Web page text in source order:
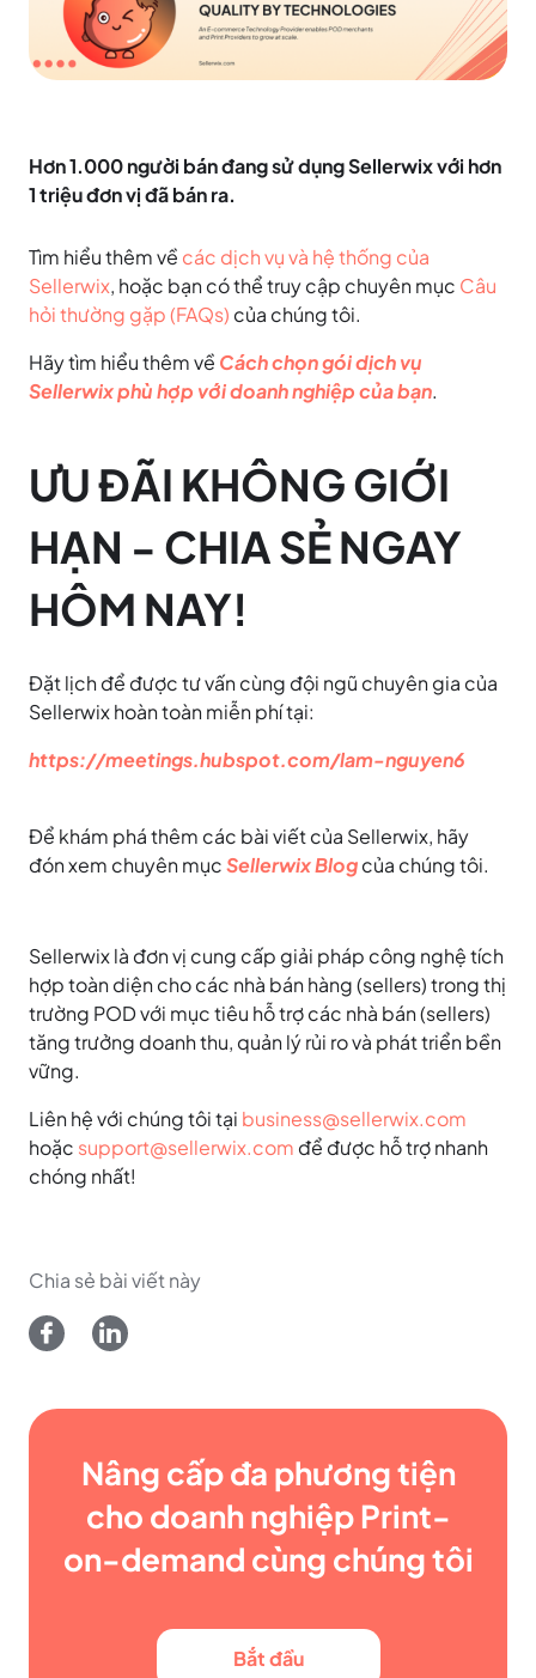
Hơn 1.000 người bán đang sử dụng Sellerwix với hơn
1 triệu đơn vị đã bán ra.
Tìm hiểu thêm về các dịch vụ và hệ thống của
Sellerwix, hoặc bạn có thể truy cập chuyên mục Câu
hỏi thường gặp (FAQs) của chúng tôi.
Hãy tìm hiểu thêm về Cách chọn gói dịch vụ
Sellerwix phù hợp với doanh nghiệp của bạn.
ƯU ĐÃI KHÔNG GIỚI
HẠN - CHIA SẺ NGAY
HÔM NAY!
Đặt lịch để được tư vấn cùng đội ngũ chuyên gia của
Sellerwix hoàn toàn miễn phí tại:
https://meetings.hubspot.com/lam-nguyen6
Để khám phá thêm các bài viết của Sellerwix, hãy
đón xem chuyên mụcSellerwix Blogcủa chúng tôi.
Sellerwix là đơn vị cung cấp giải pháp công nghệ tích
hợp toàn diện cho các nhà bán hàng (sellers) trong thị
trường POD với mục tiêu hỗ trợ các nhà bán (sellers)
tăng trưởng doanh thu, quản lý rủi ro và phát triển bền
vững.
Liên hệ với chúng tôi tại business@sellerwix.com
hoặc support@sellerwix.com để được hỗ trợ nhanh
chóng nhất!
Chia sẻ bài viết này
Nâng cấp đa phương tiện
cho doanh nghiệp Print-
on-demand cùng chúng tôi
Bắt đầu